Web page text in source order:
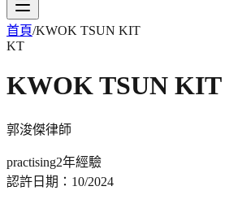
首頁/KWOK TSUN KIT
KT
KWOK TSUN KIT
郭浚傑律師
practising2年經驗
認許日期： 10/2024